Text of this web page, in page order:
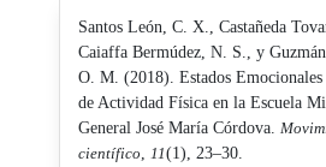
Santos León, C. X., Castañeda
Caiaffa Bermúdez, N. S., y Guzmán
O. M. (2018). Estados
de Actividad Física en la Escuela
General José María Córdova.
científico
11(1), 23–30.